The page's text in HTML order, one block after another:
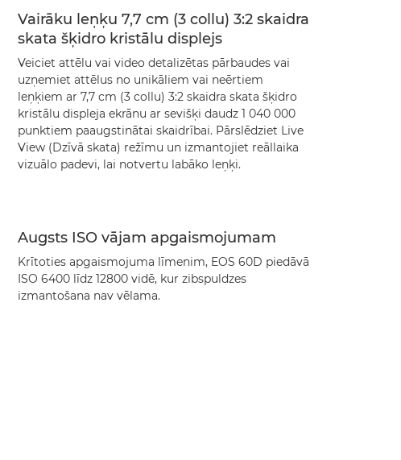
Vairāku leņķu 7,7 cm (3 collu) 3:2 skaidra
skata šķidro kristālu displejs
Veiciet attēlu vai video detalizētas pārbaudes vai
uzņemiet attēlus no unikāliem vai neērtiem
leņķiem ar 7,7 cm (3 collu) 3:2 skaidra skata šķidro
kristālu displeja ekrānu ar sevišķi daudz 1 040 000
punktiem paaugstinātai skaidrībai. Pārslēdziet Live
View (Dzīvā skata) režīmu un izmantojiet reāllaika
vizuālo padevi, lai notvertu labāko leņķi.
Augsts ISO vājam apgaismojumam
Krītoties apgaismojuma līmenim, EOS 60D piedāvā
ISO 6400 līdz 12800 vidē, kur zibspuldzes
izmantošana nav vēlama.